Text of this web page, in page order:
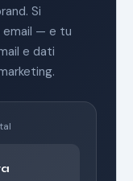
Si
email — e tu
e dati